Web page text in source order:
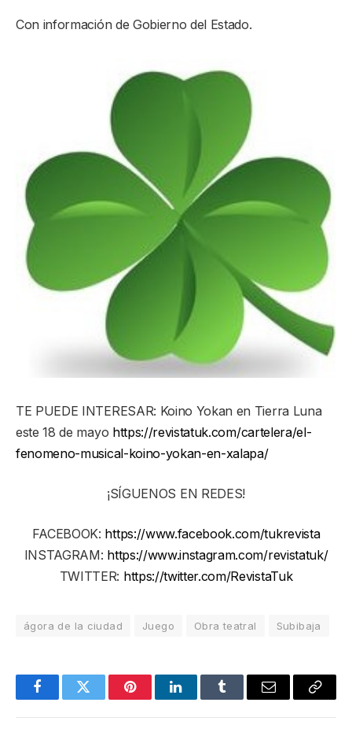
Con información de Gobierno del Estado.
TE PUEDE INTERESAR: Koino Yokan en Tierra Luna
este 18 de mayo https://revistatuk.com/cartelera/el-
fenomeno-musical-koino-yokan-en-xalapa/
¡SÍGUENOS EN REDES!
FACEBOOK: https://www.facebook.com/tukrevista
INSTAGRAM: https://www.instagram.com/revistatuk/
TWITTER: https://twitter.com/RevistaTuk
ágora de la ciudad Juego Obra teatral Subibaja
FacebookTwitter PinterestLinkedInTumblr Email
Copy